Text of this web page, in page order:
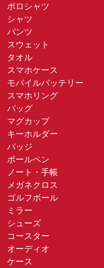
ポロシャツ
シャツ
パンツ
スウェット
タオル
スマホケース
モバイルバッテリー
スマホリング
バッグ
マグカップ
キーホルダー
バッジ
ボールペン
ノート・手帳
メガネクロス
ゴルフボール
ミラー
シューズ
コースター
オーディオ
ケース